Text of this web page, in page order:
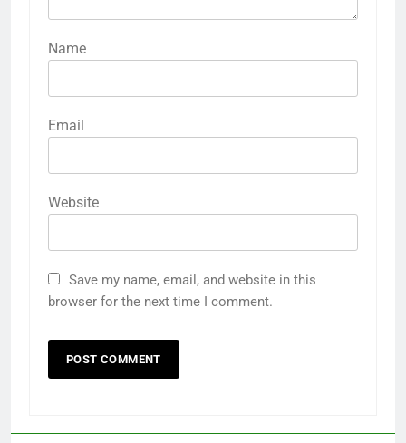
Name
Email
Website
Save my name, email, and website in this
browser for the next time I comment.